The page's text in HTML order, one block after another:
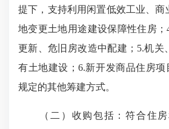
提下，支持利用闲置低效工业、商
地变更土地用途建设保障性住房
更新、危旧房改造中配建；5.机关
有土地建设；6.新开发商品住房
规定的其他筹建方式。
（二）收购包括：符合住房